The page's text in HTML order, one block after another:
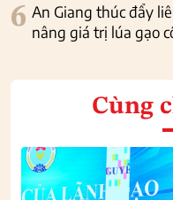
6 An Giang thúc đẩy
nâng giá trị lúa gạo
Cùng